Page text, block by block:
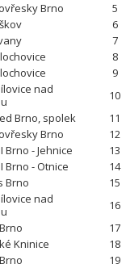
Brno
5
6
7
8
9
nad
10
Brno, spolek
11
Brno
12
Brno - Jehnice
13
Brno - Otnice
14
Brno
15
nad
16
17
Kninice
18
19